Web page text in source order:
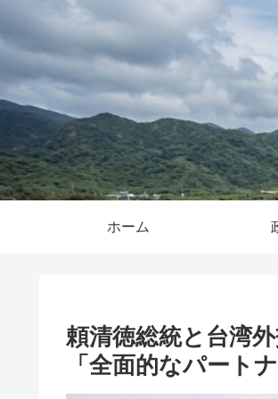
ホーム
頼清徳総統と台湾
「全面的なパート